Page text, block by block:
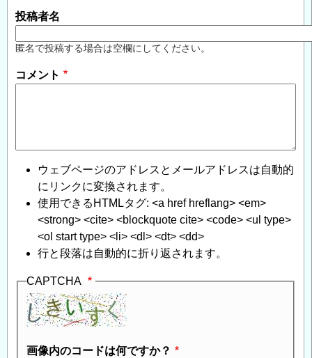
投稿者名
匿名で投稿する場合は空欄にしてください。
コメント
ウェブページのアドレスとメールアドレスは自動的
にリンクに変換されます。
使用できるHTMLタグ: <a href hreflang> <em>
<strong> <cite> <blockquote cite> <code> <ul type>
<ol start type> <li> <dl> <dt> <dd>
行と段落は自動的に折り返されます。
CAPTCHA
画像内のコードは何ですか？